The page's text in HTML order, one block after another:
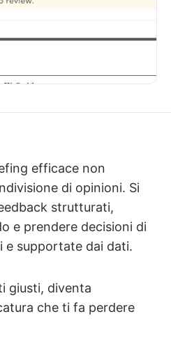
efficace non
di opinioni. Si
strutturati,
e prendere decisioni di
e supportate dai dati.
giusti, diventa
che ti fa perdere